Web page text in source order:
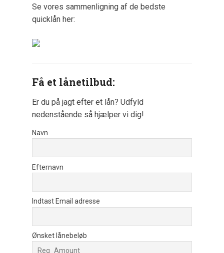
Se vores sammenligning af de bedste
quicklån her:
Få et lånetilbud:
Er du på jagt efter et lån? Udfyld
nedenstående så hjælper vi dig!
Navn
Efternavn
Indtast Email adresse
Ønsket lånebeløb